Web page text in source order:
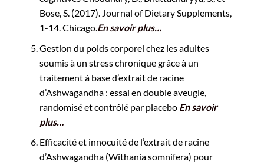
Bose, S. (2017). Journal of Dietary Supplements,
1-14. Chicago.En savoir plus…
Gestion du poids corporel chez les adultes
soumis à un stress chronique grâce à un
traitement à base d’extrait de racine
d’Ashwagandha : essai en double aveugle,
randomisé et contrôlé par placebo En savoir
plus…
Efficacité et innocuité de l’extrait de racine
d’Ashwagandha (Withania somnifera) pour